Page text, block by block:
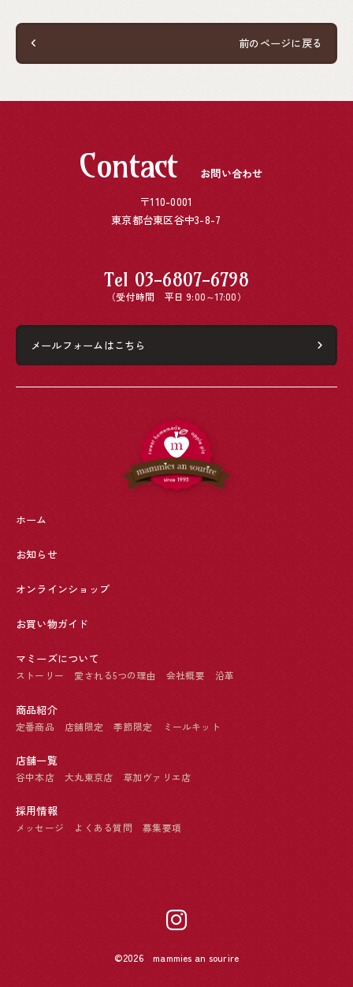
前のページに戻る
Contact
お問い合わせ
〒110-0001
東京都台東区谷中3-8-7
Tel 03-6807-6798
（受付時間 平日 9:00～17:00）
メールフォームはこちら
ホーム
お知らせ
オンラインショップ
お買い物ガイド
マミーズについて
ストーリー 愛される5つの理由 会社概要 沿革
商品紹介
定番商品 店舗限定 季節限定 ミールキット
店舗一覧
谷中本店 大丸東京店 草加ヴァリエ店
採用情報
メッセージ よくある質問 募集要項
©2026 mammies an sourire